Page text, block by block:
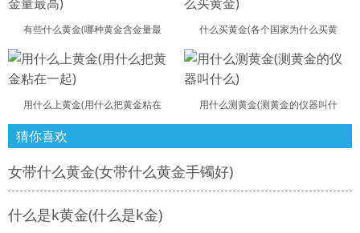
有些什么黄金(哪种黄金含金量最 什么买黄金(各个国家为什么买黄
用什么上黄金(用什么把黄金粘在 用什么测黄金(测黄金的仪器叫什
猜你喜欢
女带什么黄金(女带什么黄金手镯好)
什么是k黄金(什么是k金)